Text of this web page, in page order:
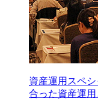
資産運用スペ
合った資産運用